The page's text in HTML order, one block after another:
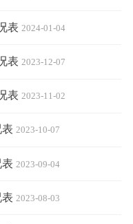
表 2024-01-04
表 2023-12-07
表 2023-11-02
2023-10-07
2023-09-04
2023-08-03